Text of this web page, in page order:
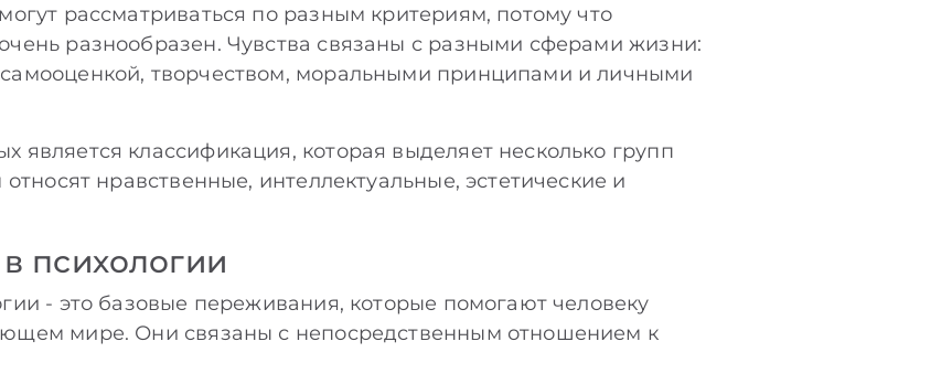
рассматриваться по разным критериям, потому что
разнообразен. Чувства связаны с разными сферами жизни:
творчеством, моральными принципами и личными
является классификация, которая выделяет несколько групп
нравственные, интеллектуальные, эстетические и
психологии
- это базовые переживания, которые помогают человеку
мире. Они связаны с непосредственным отношением к